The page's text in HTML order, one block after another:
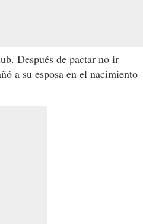
Después de pactar no ir
a su esposa en el nacimiento